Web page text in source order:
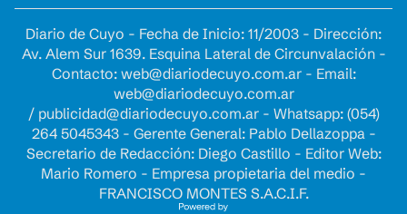
Diario de Cuyo - Fecha de Inicio: 11/2003 - Dirección:
Av. Alem Sur 1639. Esquina Lateral de Circunvalación -
Contacto: web@diariodecuyo.com.ar- Email:
web@diariodecuyo.com.ar
/ publicidad@diariodecuyo.com.ar- Whatsapp: (054)
264 5045343 - Gerente General: Pablo Dellazoppa -
Secretario de Redacción: Diego Castillo - Editor Web:
Mario Romero - Empresa propietaria del medio -
FRANCISCO MONTES S.A.C.I.F.